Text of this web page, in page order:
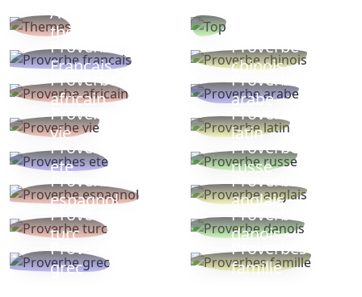
Autres
thèmes
Proverbe
Français
Proverbe
chinois
Proverbe
africain
Proverbe
arabe
Proverbe
vie
Proverbe
latin
Proverbes
ete
Proverbe
russe
Proverbe
espagnol
Proverbe
anglais
Proverbe
turc
Proverbe
danois
Proverbe
grec
Proverbes
famille